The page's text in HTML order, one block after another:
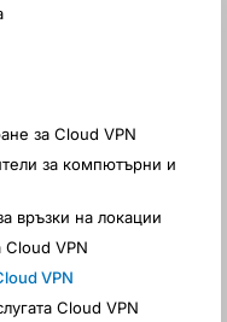
за Cloud VPN
за компютърни и
връзки на локации
Cloud VPN
VPN
Cloud VPN